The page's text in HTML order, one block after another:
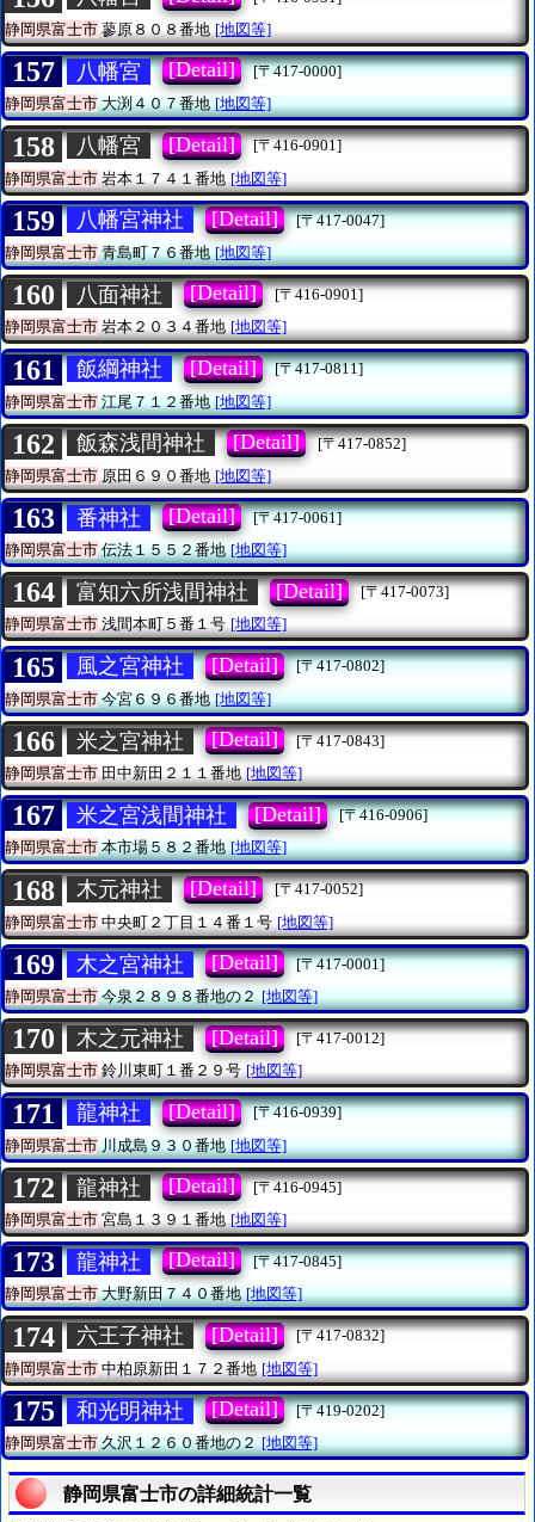
静岡県富士市 蓼原８０８番地 [地図等]
157 八幡宮 [Detail]
[〒417-0000]
静岡県富士市大渕４０７番地 [地図等]
158 八幡宮 [Detail]
[〒416-0901]
静岡県富士市 岩本１７４１番地 [地図等]
159 八幡宮神社 [Detail]
[〒417-0047]
静岡県富士市青島町７６番地 [地図等]
160 八面神社 [Detail]
[〒416-0901]
静岡県富士市岩本２０３４番地 [地図等]
161 飯綱神社 [Detail]
[〒417-0811]
静岡県富士市江尾７１２番地 [地図等]
162 飯森浅間神社 [Detail]
[〒417-0852]
静岡県富士市 原田６９０番地 [地図等]
163 番神社 [Detail]
[〒417-0061]
静岡県富士市伝法１５５２番地 [地図等]
164 富知六所浅間神社 [Detail]
[〒417-0073]
静岡県富士市浅間本町５番１号 [地図等]
165 風之宮神社 [Detail]
[〒417-0802]
静岡県富士市今宮６９６番地 [地図等]
166 米之宮神社 [Detail]
[〒417-0843]
静岡県富士市田中新田２１１番地 [地図等]
167 米之宮浅間神社 [Detail]
[〒416-0906]
静岡県富士市本市場５８２番地 [地図等]
168 木元神社 [Detail]
[〒417-0052]
静岡県富士市 中央町２丁目１４番１号 [地図等]
169 木之宮神社 [Detail]
[〒417-0001]
静岡県富士市今泉２８９８番地の２ [地図等]
170 木之元神社 [Detail]
[〒417-0012]
静岡県富士市鈴川東町１番２９号 [地図等]
171 龍神社 [Detail]
[〒416-0939]
静岡県富士市川成島９３０番地 [地図等]
172 龍神社 [Detail]
[〒416-0945]
静岡県富士市宮島１３９１番地 [地図等]
173 龍神社 [Detail]
[〒417-0845]
静岡県富士市大野新田７４０番地 [地図等]
174 六王子神社 [Detail]
[〒417-0832]
静岡県富士市 中柏原新田１７２番地 [地図等]
175 和光明神社 [Detail]
[〒419-0202]
静岡県富士市久沢１２６０番地の２ [地図等]
静岡県富士市の詳細統計一覧